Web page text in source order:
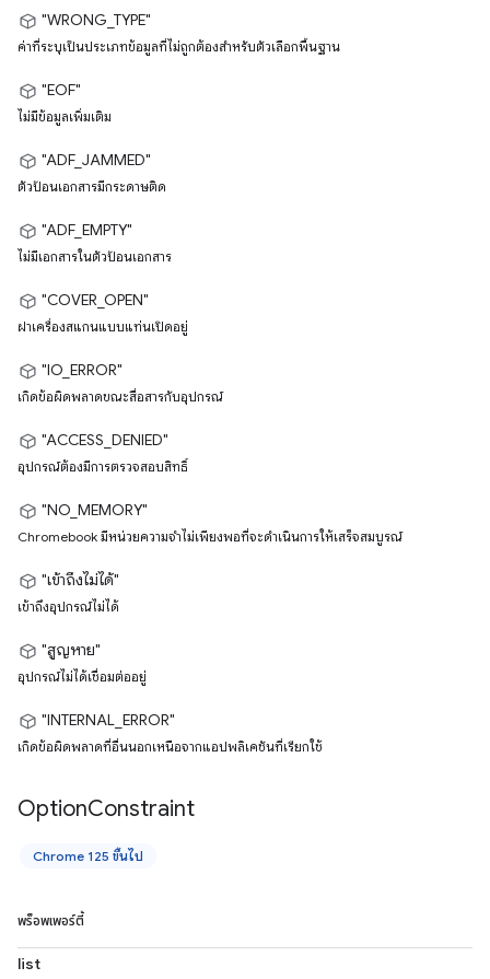
"WRONG_TYPE"
ค่าที่ระบุเป็นประเภทข้อมูลที่ไม่ถูกต้องสำหรับตัวเลือกพื้นฐาน
"EOF"
ไม่มีข้อมูลเพิ่มเติม
"ADF_JAMMED"
ตัวป้อนเอกสารมีกระดาษติด
"ADF_EMPTY"
ไม่มีเอกสารในตัวป้อนเอกสาร
"COVER_OPEN"
ฝาเครื่องสแกนแบบแท่นเปิดอยู่
"IO_ERROR"
เกิดข้อผิดพลาดขณะสื่อสารกับอุปกรณ์
"ACCESS_DENIED"
อุปกรณ์ต้องมีการตรวจสอบสิทธิ์
"NO_MEMORY"
Chromebook มีหน่วยความจำไม่เพียงพอที่จะดำเนินการให้เสร็จสมบูรณ์
"เข้าถึงไม่ได้"
เข้าถึงอุปกรณ์ไม่ได้
"สูญหาย"
อุปกรณ์ไม่ได้เชื่อมต่ออยู่
"INTERNAL_ERROR"
เกิดข้อผิดพลาดที่อื่นนอกเหนือจากแอปพลิเคชันที่เรียกใช้
OptionConstraint
Chrome 125 ขึ้นไป
พร็อพเพอร์ตี้
list